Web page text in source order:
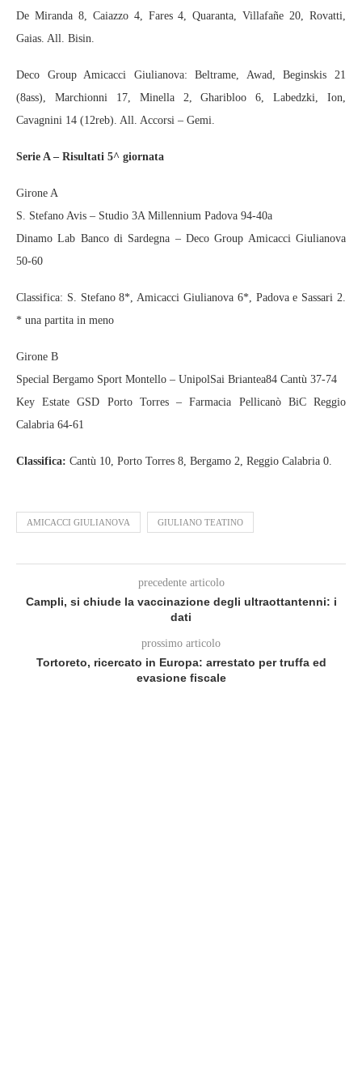
De Miranda 8, Caiazzo 4, Fares 4, Quaranta, Villafañe 20, Rovatti,
Gaias. All. Bisin.
Deco Group Amicacci Giulianova: Beltrame, Awad, Beginskis 21
(8ass), Marchionni 17, Minella 2, Gharibloo 6, Labedzki, Ion,
Cavagnini 14 (12reb). All. Accorsi – Gemi.
Serie A – Risultati 5^ giornata
Girone A
S. Stefano Avis – Studio 3A Millennium Padova 94-40a
Dinamo Lab Banco di Sardegna – Deco Group Amicacci Giulianova
50-60
Classifica: S. Stefano 8*, Amicacci Giulianova 6*, Padova e Sassari 2.
* una partita in meno
Girone B
Special Bergamo Sport Montello – UnipolSai Briantea84 Cantù 37-74
Key Estate GSD Porto Torres – Farmacia Pellicanò BiC Reggio
Calabria 64-61
Classifica: Cantù 10, Porto Torres 8, Bergamo 2, Reggio Calabria 0.
AMICACCI GIULIANOVA GIULIANO TEATINO
precedente articolo
Campli, si chiude la vaccinazione degli ultraottantenni: i
dati
prossimo articolo
Tortoreto, ricercato in Europa: arrestato per truffa ed
evasione fiscale